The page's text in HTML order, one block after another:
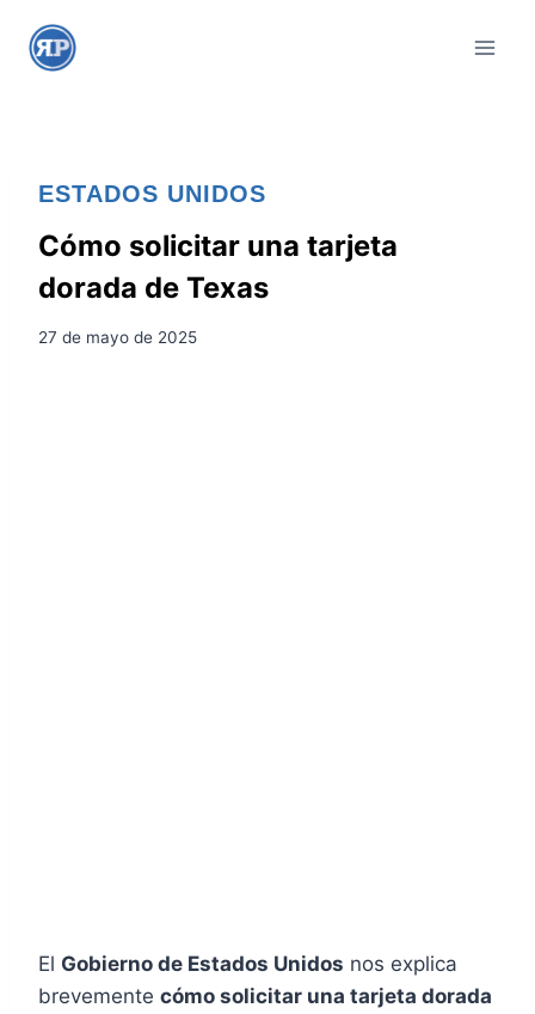
ESTADOS UNIDOS
Cómo solicitar una tarjeta
dorada de Texas
27 de mayo de 2025
El Gobierno de Estados Unidos nos explica
brevemente cómo solicitar una tarjeta dorada